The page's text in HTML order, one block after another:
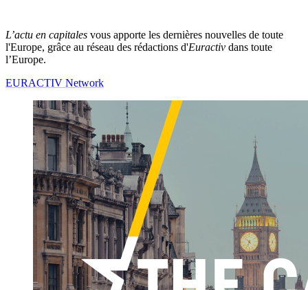
L’actu en capitales vous apporte les dernières nouvelles de toute
l'Europe, grâce au réseau des rédactions d'Euractiv dans toute
l’Europe.
EURACTIV Network